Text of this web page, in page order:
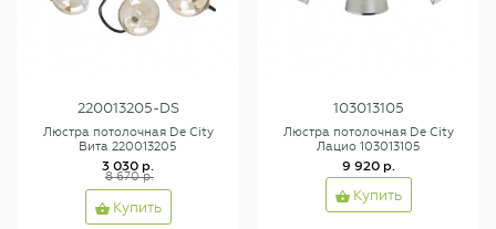
220013205-DS
Люстра потолочная De City
Вита 220013205
3 030 р.
8 670 р.
Купить
103013105
Люстра потолочная De City
Лацио 103013105
9 920 р.
Купить